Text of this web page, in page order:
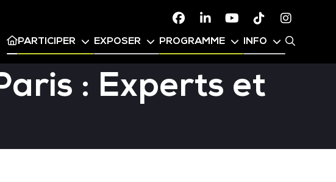
FacebookLinkedinYoutubeTikTok
PARTICIPER EXPOSER PROGRAMME INFO
: Experts et